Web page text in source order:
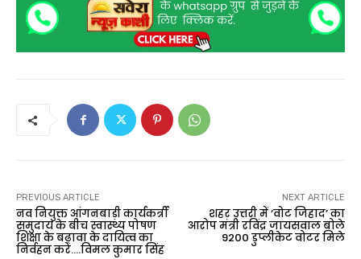
PREVIOUS ARTICLE
नव नियुक्त आंगनबाड़ी कार्यकर्त्री
समुदाय के बीच स्वास्थ्य पोषण
शिक्षा के बढ़ावा के दायित्व का
निर्वहन करें….विमल कुमार सिंह
NEXT ARTICLE
शहर उत्तरी में ‘वोट जिहाद’ का
आरोप मंत्री रविंद्र जायसवाल बोले
9200 डुप्लीकेट वोटर मिले